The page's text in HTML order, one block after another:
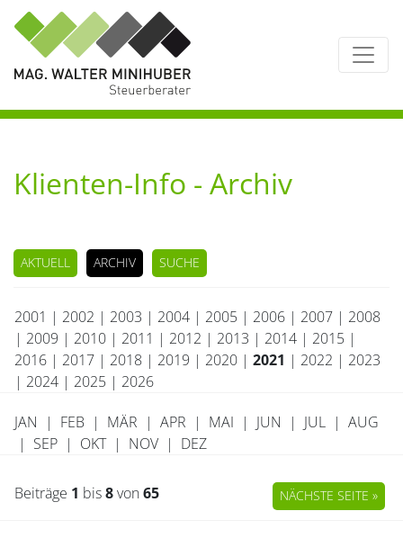
Klienten-Info - Archiv
AKTUELL ARCHIV SUCHE
2001 | 2002 | 2003 | 2004 | 2005 | 2006 | 2007 | 2008
| 2009 | 2010 | 2011 | 2012 | 2013 | 2014 | 2015 |
2016 | 2017 | 2018 | 2019 | 2020 | 2021 | 2022 | 2023
| 2024 | 2025 | 2026
JAN | FEB | MÄR | APR | MAI | JUN | JUL | AUG
| SEP | OKT| NOV | DEZ
Beiträge 1 bis8von65 NÄCHSTE SEITE »